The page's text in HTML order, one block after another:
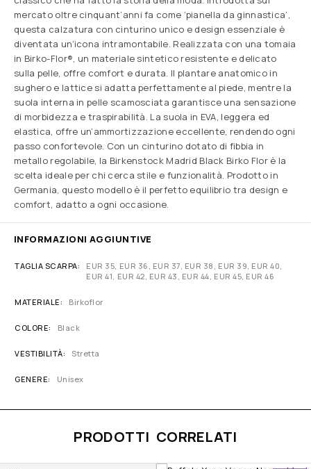
mercato oltre cinquant’anni fa come ‘pianella da ginnastica’,
questa calzatura con cinturino unico e design essenziale è
diventata un’icona intramontabile. Realizzata con una tomaia
in Birko-Flor®, un materiale sintetico resistente e delicato
sulla pelle, offre comfort e durata. Il plantare anatomico in
sughero e lattice si adatta perfettamente al piede, mentre la
suola interna in pelle scamosciata garantisce una sensazione
di morbidezza e traspirabilità. La suola in EVA, leggera ed
elastica, offre un’ammortizzazione eccellente, rendendo ogni
passo confortevole. Con un cinturino dotato di fibbia in
metallo regolabile, la Birkenstock Madrid Black Birko Flor è la
scelta ideale per chi cerca stile e funzionalità. Prodotto in
Germania, questo modello è il perfetto equilibrio tra design e
comfort, adatto a ogni occasione.
INFORMAZIONI AGGIUNTIVE
TAGLIA SCARPA
EUR 35, EUR 36, EUR 37, EUR 38, EUR 39, EUR 40,
EUR 41, EUR 42, EUR 43, EUR 44, EUR 45, EUR 46
MATERIALE Birkoflor
COLORE Black
VESTIBILITÀ Stretta
GENERE Unisex
PRODOTTI CORRELATI